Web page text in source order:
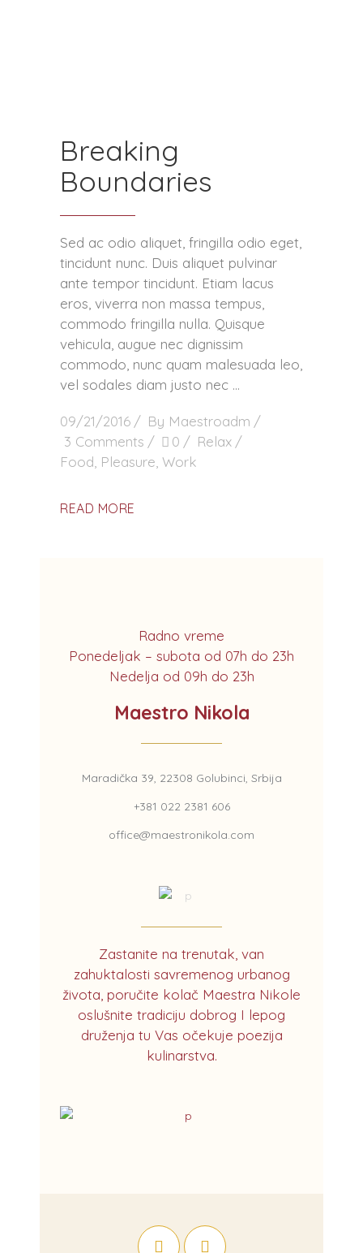
Breaking
Boundaries
Sed ac odio aliquet, fringilla odio eget,
tincidunt nunc. Duis aliquet pulvinar
ante tempor tincidunt. Etiam lacus
eros, viverra non massa tempus,
commodo fringilla nulla. Quisque
vehicula, augue nec dignissim
commodo, nunc quam malesuada leo,
vel sodales diam justo nec
09/21/2016 By Maestroadm
3 Comments
0
Relax
Food Pleasure Work
READ MORE
Radno vreme
Ponedeljak – subota od 07h do 23h
Nedelja od 09h do 23h
Maestro Nikola
Maradička 39, 22308 Golubinci, Srbija
+381 022 2381 606
office@maestronikola.com
Zastanite na trenutak, van
zahuktalosti savremenog urbanog
života, poručite kolač Maestra Nikole
oslušnite tradiciju dobrog I lepog
druženja tu Vas očekuje poezija
kulinarstva.